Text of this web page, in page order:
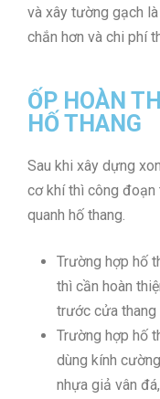
và xây tường gạch
chắn hơn và chi phí
ỐP HOÀN
HỐ THANG
Sau khi xây dựng
cơ khí thì công đoạn
quanh hố thang.
Trường hợp hố
thì cần hoàn
trước cửa thang
Trường hợp hố
dùng kính
nhựa giả vân